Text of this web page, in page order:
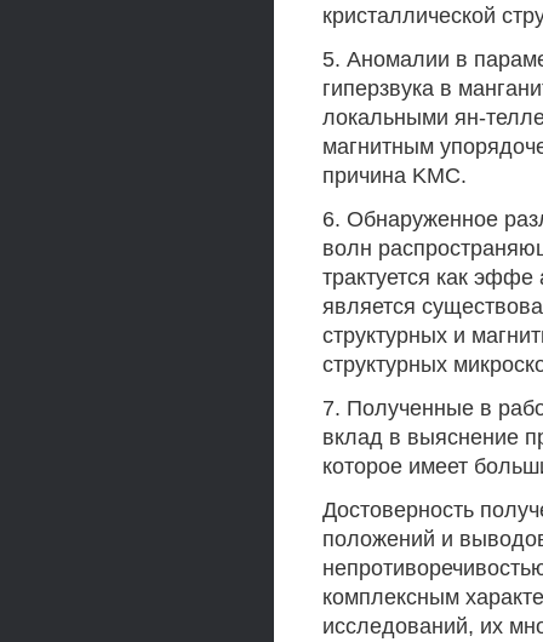
кристаллической
5. Аномалии в
гиперзвука в
локальными ян-
магнитным
причина KMC.
6. Обнаруженное
волн
трактуется как эффе
является
структурных и
структурных
7. Полученные в
вклад в выяснение
которое имеет
Достоверность
положений и
комплексным
исследований, их